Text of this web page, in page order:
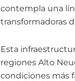
contempla una
transformadoras
Esta
regiones Alto
condiciones más